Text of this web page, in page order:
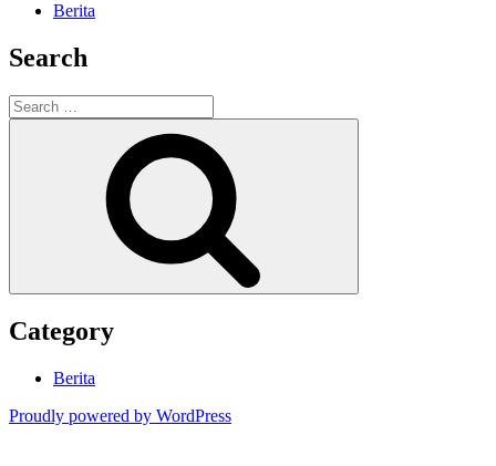
Berita
Search
Search
for:
Category
Berita
Proudly powered by WordPress